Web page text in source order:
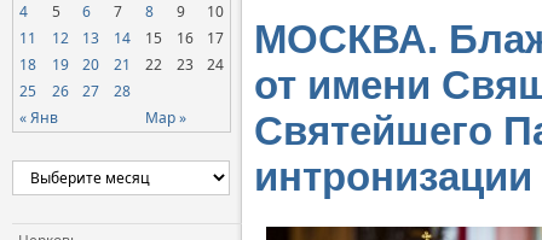
« Янв Мар »
4
5 6 7 8 9
10
11
12 13 14 15 16
17
18
19 20 21 22 23
24
25
26 27 28
МОСКВА.
от имени
Святейшего
интронизации